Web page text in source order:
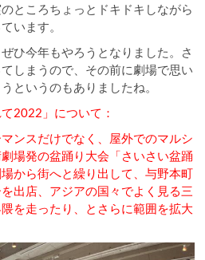
ところちょっとドキドキしながら
います。
ひ今年もやろうとなりました。さ
しまうので、その前に劇場で思い
というのもありましたね。
2022」について：
ンスだけでなく、屋外でのマルシ
場発の盆踊り大会「さいさい盆踊
から街へと繰り出して、与野本町
出店、アジアの国々でよく見る三
を走ったり、とさらに範囲を拡大